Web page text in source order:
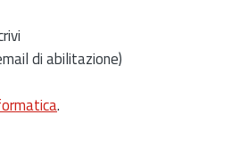
di abilitazione)
.